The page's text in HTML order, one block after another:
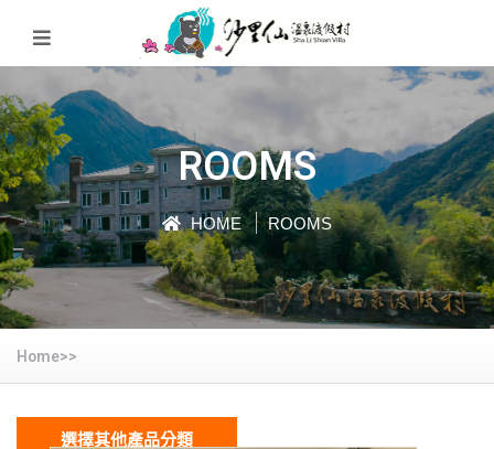
ROOMS
HOME ROOMS
Home>>
選擇其他產品分類